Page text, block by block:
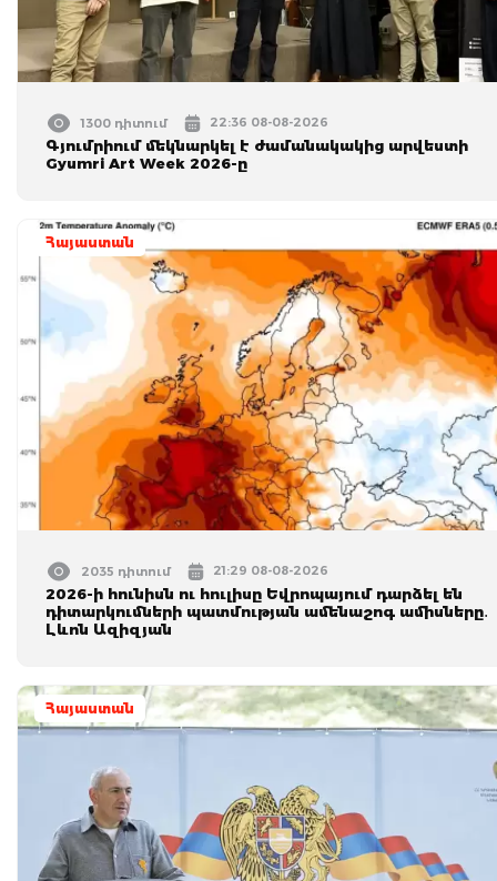
1300 դիտում 22:36 08-08-2026
Գյումրիում մեկնարկել է ժամանակակից արվեստի
Gyumri Art Week 2026-ը
Հայաստան
2035 դիտում 21:29 08-08-2026
2026-ի հունիսն ու հուլիսը Եվրոպայում դարձել են
դիտարկումների պատմության ամենաշոգ ամիսները․
Լևոն Ազիզյան
Հայաստան